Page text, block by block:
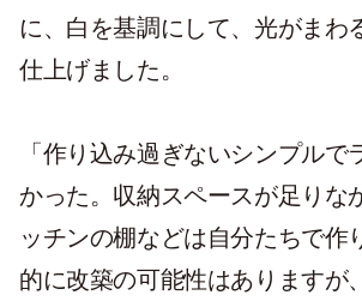
に、白を基調にして、光がまわ
仕上げました。
「作り込み過ぎないシンプルで
かった。収納スペースが足りな
ッチンの棚などは自分たちで作
的に改築の可能性はありますが